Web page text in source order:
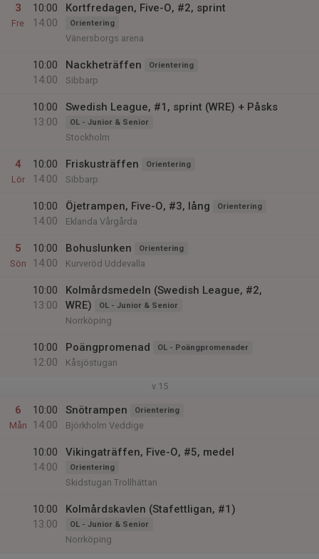
3
Fre
10:00
14:00
Kortfredagen, Five-O, #2, sprint
Orientering
Vänersborgs arena
10:00
14:00
Nackheträffen Orientering
Sibbarp
10:00
13:00
Swedish League, #1, sprint (WRE) + Påsks
OL - Junior & Senior
Stockholm
4
Lör
10:00
14:00
Friskusträffen Orientering
Sibbarp
10:00
14:00
Öjetrampen, Five-O, #3, lång Orientering
Eklanda Vårgårda
5
Sön
10:00
14:00
Bohuslunken Orientering
Kurveröd Uddevalla
10:00
13:00
Kolmårdsmedeln (Swedish League, #2,
WRE)
OL - Junior & Senior
Norrköping
10:00
12:00
Poängpromenad OL - Poängpromenader
Kåsjöstugan
v.15
6
Mån
10:00
14:00
Snötrampen Orientering
Björkholm Veddige
10:00
14:00
Vikingaträffen, Five-O, #5, medel
Orientering
Skidstugan Trollhättan
10:00
13:00
Kolmårdskavlen (Stafettligan, #1)
OL - Junior & Senior
Norrköping